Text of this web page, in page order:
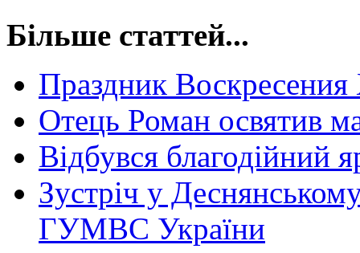
Більше статтей...
Праздник
Отець Роман освятив
Відбувся благодійний
Зустріч у
ГУМВС України